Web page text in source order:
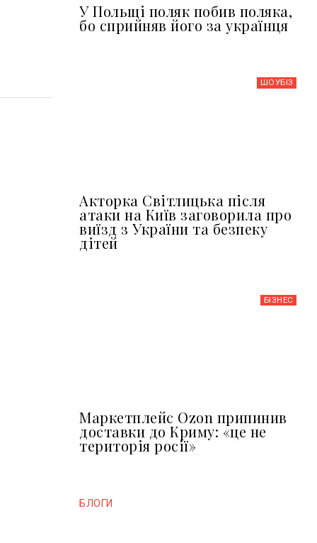
У Польщі поляк побив поляка,
бо сприйняв його за українця
ШОУБIЗ
Акторка Світлицька після
атаки на Київ заговорила про
виїзд з України та безпеку
дітей
БІЗНЕС
Маркетплейс Ozon припинив
доставки до Криму: «це не
територія росії»
БЛОГИ